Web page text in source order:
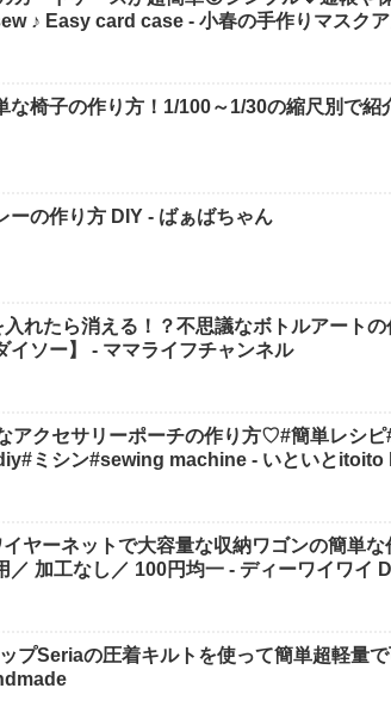
♪ Easy card case - 小春の手作りマスク
な椅子の作り方！1/100～1/30の縮尺別で
ーの作り方 DIY - ばぁばちゃん
入れたら消える！？不思議なボトルアート
イソー】 - ママライフチャンネル
アクセサリーポーチの作り方♡#簡単レシ
ミシン#sewing machine - いといと
イヤーネットで大容量な収納ワゴンの簡単
／ 加工なし／ 100円均一 - ディーワイワイ
プSeriaの圧着キルトを使って簡単超軽量